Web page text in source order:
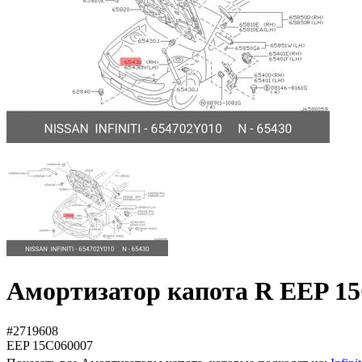
Амортизатор капота R EEP
#2719608
EEP 15C060007